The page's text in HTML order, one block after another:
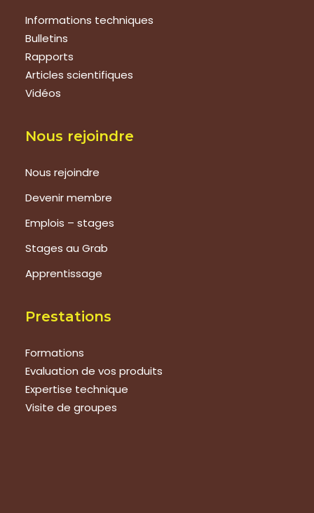
Informations techniques
Bulletins
Rapports
Articles scientifiques
Vidéos
Nous rejoindre
Nous rejoindre
Devenir membre
Emplois – stages
Stages au Grab
Apprentissage
Prestations
Formations
Evaluation de vos produits
Expertise technique
Visite de groupes